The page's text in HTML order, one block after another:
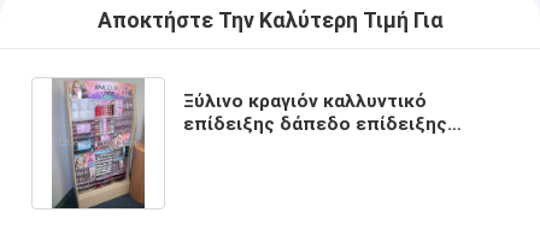
Αποκτήστε Την Καλύτερη Τιμή Για
Ξύλινο κραγιόν καλλυντικό
επίδειξης δάπεδο επίδειξης